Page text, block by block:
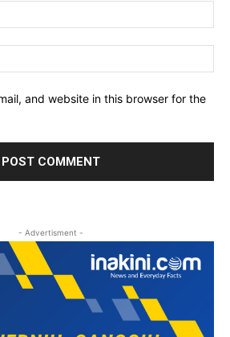
and website in this browser for the
- Advertisment -